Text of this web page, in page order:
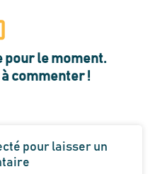
pour le moment.
commenter !
pour laisser un